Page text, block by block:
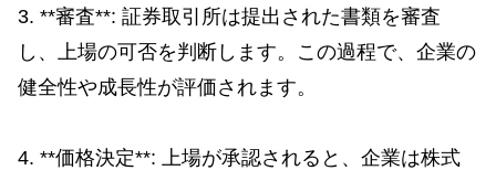
3. **審査**: 証券取引所は提出された書類を審査
し、上場の可否を判断します。この過程で、企業の
健全性や成長性が評価されます。
4. **価格決定**: 上場が承認されると、企業は株式